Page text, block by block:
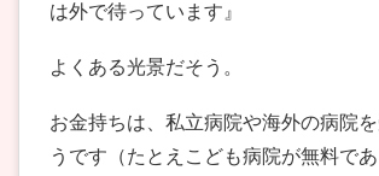
は外で待っています』
よくある光景だそう。
お金持ちは、私立病院や海外の病院
うです（たとえこども病院が無料であ